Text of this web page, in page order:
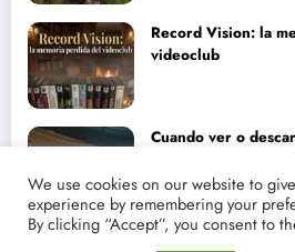
Record Vision: la
videoclub
Cuando ver o
nuevo Vengadores:
We use cookies on our website to
experience by remembering your
By clicking “Accept”, you consent to